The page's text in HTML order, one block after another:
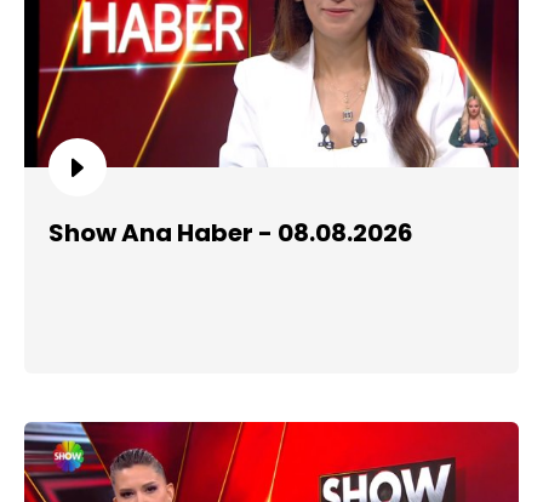
Show Ana Haber - 08.08.2026